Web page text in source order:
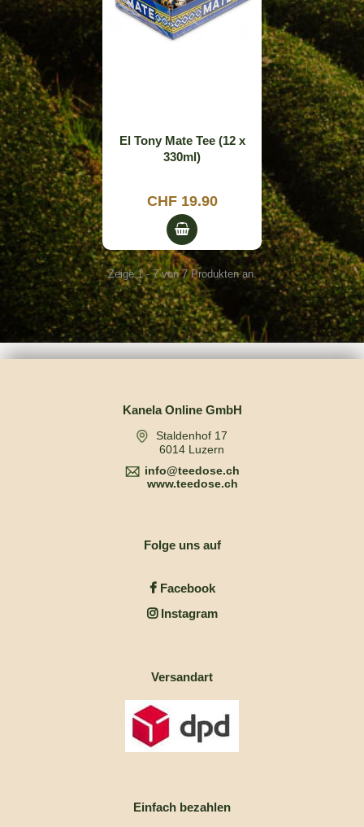
El Tony Mate Tee (12 x
330ml)
CHF 19.90
Zeige 1 - 7 von 7 Produkten an.
Kanela Online GmbH
Staldenhof 17
6014 Luzern
info@teedose.ch
www.teedose.ch
Folge uns auf
Facebook
Instagram
Versandart
Einfach bezahlen